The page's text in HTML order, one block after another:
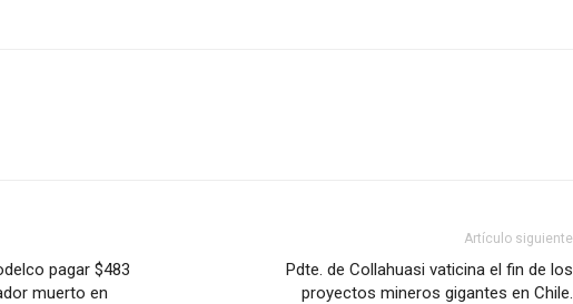
pagar $483
muerto en
Artículo siguiente
Pdte. de Collahuasi vaticina el fin de los
proyectos mineros gigantes en Chile.